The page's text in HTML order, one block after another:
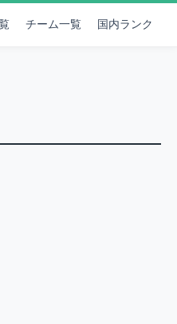
チーム一覧 国内ランク